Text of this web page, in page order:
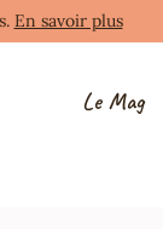
En savoir plus
Le Mag